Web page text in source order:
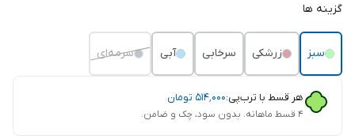
گزینه ها
سبز زرشکی سرخابی آبی سرمه‌ای
هر قسط با ترب‌پی:۵۱۴٬۰۰۰ تومان
۴ قسط ماهانه. بدون سود، چک و ضامن.